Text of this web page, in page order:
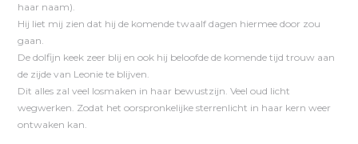
haar naam).
Hij liet mij zien dat hij de komende twaalf dagen hiermee door zou
gaan.
De dolfijn keek zeer blij en ook hij beloofde de komende tijd trouw aan
de zijde van Leonie te blijven.
Dit alles zal veel losmaken in haar bewustzijn. Veel oud licht
wegwerken. Zodat het oorspronkelijke sterrenlicht in haar kern weer
ontwaken kan.